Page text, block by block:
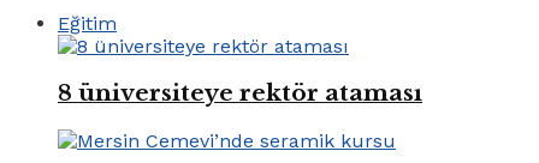
Eğitim
8 üniversiteye rektör ataması